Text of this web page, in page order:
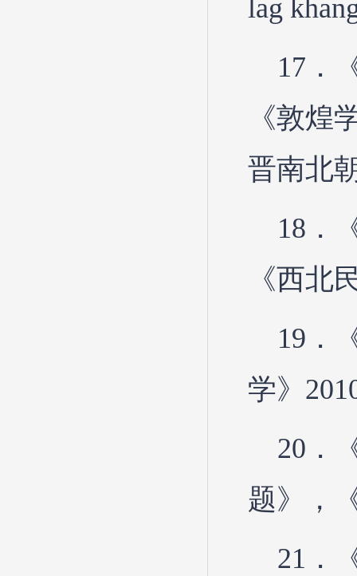
lag
17．
《敦煌
晋南北
18．
《西北
19．
学》
20．
题》，
21．